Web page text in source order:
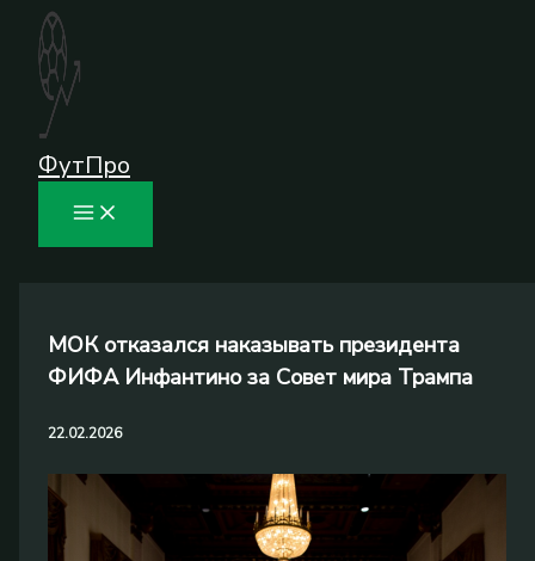
Перейти
содержимому
ФутПро
МОК отказался наказывать президента
ФИФА Инфантино за Совет мира Трампа
22.02.2026